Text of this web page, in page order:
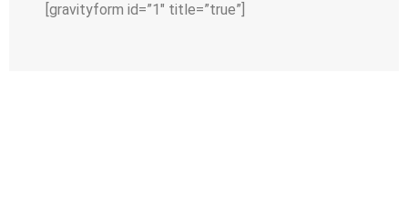
[gravityform id=”1″ title=”true”]